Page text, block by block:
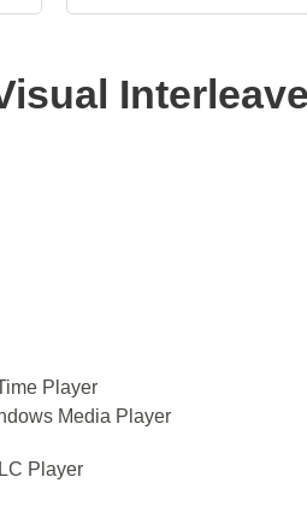
Player
Media Player
Player